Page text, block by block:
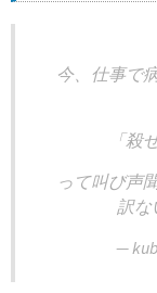
今、仕事で
「殺
って叫び声
訳な
—